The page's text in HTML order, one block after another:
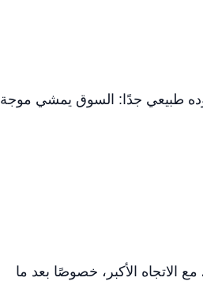
وده طبيعي جدًا: السوق يمشي موجة
مع الاتجاه الأكبر، خصوصًا بعد ما